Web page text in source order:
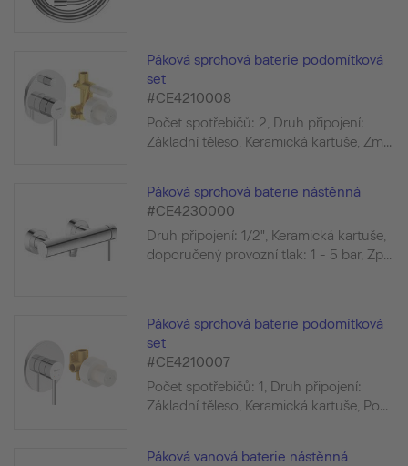
Páková sprchová baterie podomítková
set
#CE4210008
Počet spotřebičů: 2, Druh připojení:
Základní těleso, Keramická kartuše, Zm...
Páková sprchová baterie nástěnná
#CE4230000
Druh připojení: 1/2", Keramická kartuše,
doporučený provozní tlak: 1 - 5 bar, Zp...
Páková sprchová baterie podomítková
set
#CE4210007
Počet spotřebičů: 1, Druh připojení:
Základní těleso, Keramická kartuše, Po...
Páková vanová baterie nástěnná